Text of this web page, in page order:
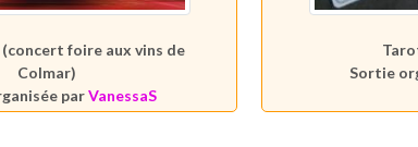
foire aux vins de
Colmar)
parVanessaS
Sortie